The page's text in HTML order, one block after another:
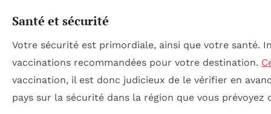
Santé et sécurité
Votre sécurité est primordiale, ainsi que votre santé.
vaccinations recommandées pour votre destination.
vaccination, il est donc judicieux de le vérifier en
pays sur la sécurité dans la région que vous prévoyez